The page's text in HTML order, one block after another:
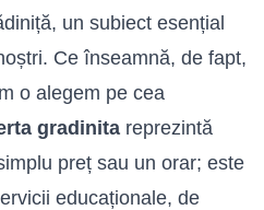
un subiect esențial
Ce înseamnă, de fapt,
o alegem pe cea
gradinita reprezintă
preț sau un orar; este
educaționale, de